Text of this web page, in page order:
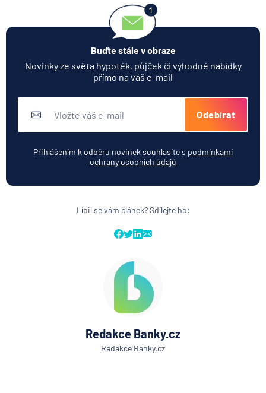
Buďte stále v obraze
Novinky ze světa hypoték, půjček či výhodné nabídky
přímo na váš e-mail
Odebírat
Přihlášením k odběru novinek souhlasíte s podmínkami
ochrany osobních údajů
Líbil se vám článek? Sdílejte ho:
Redakce Banky.cz
Redakce Banky.cz